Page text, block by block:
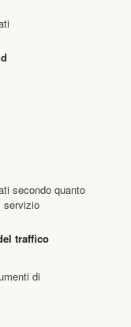
secondo quanto
servizio
traffico
di